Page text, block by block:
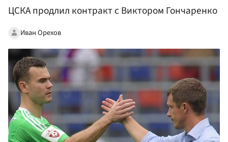
ЦСКА продлил контракт с Виктором Гончаренко
Иван Орехов